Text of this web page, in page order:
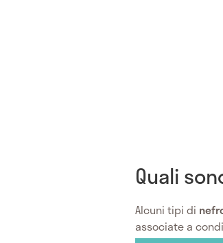
Quali
Alcuni tipi di
associate a